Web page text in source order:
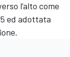
l’alto come
ed adottata